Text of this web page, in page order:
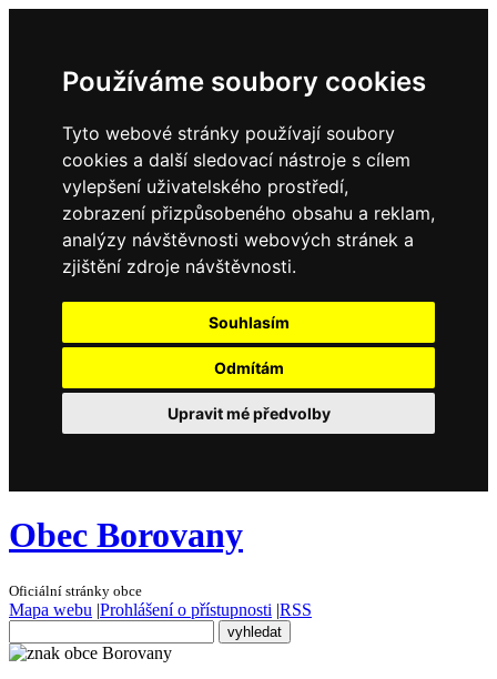
Používáme soubory cookies
Tyto webové stránky používají soubory
cookies a další sledovací nástroje s cílem
vylepšení uživatelského prostředí,
zobrazení přizpůsobeného obsahu a reklam,
analýzy návštěvnosti webových stránek a
zjištění zdroje návštěvnosti.
Souhlasím
Odmítám
Upravit mé předvolby
Obec Borovany
Oficiální stránky obce
Mapa webu |Prohlášení o přístupnosti |RSS